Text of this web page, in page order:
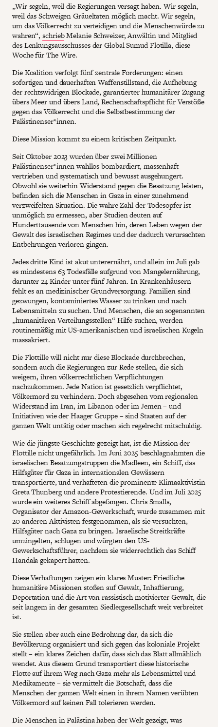
„Wir segeln, weil die Regierungen versagt haben. Wir segeln,
weil das Schweigen Gräueltaten möglich macht. Wir segeln,
um das Völkerrecht zu verteidigen und die Menschenwürde zu
wahren“,schriebMelanie Schweizer, Anwältin und Mitglied
des Lenkungsausschusses der Global Sumud Flotilla, diese
Woche für The Wire.
Die Koalition verfolgt fünf zentrale Forderungen: einen
sofortigen und dauerhaften Waffenstillstand, die Aufhebung
der rechtswidrigen Blockade, garantierter humanitärer Zugang
übers Meer und übers Land, Rechenschaftspflicht für Verstöße
gegen das Völkerrecht und die Selbstbestimmung der
Palästinenser*innen.
Diese Mission kommt zu einem kritischen Zeitpunkt.
Seit Oktober 2023 wurden über zwei Millionen
Palästinenser*innen wahllos bombardiert, massenhaft
vertrieben und systematisch und bewusst ausgehungert.
Obwohl sie weiterhin Widerstand gegen die Besatzung leisten,
befinden sich die Menschen in Gaza in einer zunehmend
verzweifelten Situation. Die wahre Zahl der Todesopfer ist
unmöglich zu ermessen, aber Studien deuten auf
Hunderttausende von Menschen hin, deren Leben wegen der
Gewalt des israelischen Regimes und der dadurch verursachten
Entbehrungen verloren gingen.
Jedes dritte Kind ist akut unterernährt, und allein im Juli gab
es mindestens 63 Todesfälle aufgrund von Mangelernährung,
darunter 24 Kinder unter fünf Jahren. In Krankenhäusern
fehlt es an medizinischer Grundversorgung. Familien sind
gezwungen, kontaminiertes Wasser zu trinken und nach
Lebensmitteln zu suchen. Und Menschen, die an sogenannten
„humanitären Verteilungsstellen“ Hilfe suchen, werden
routinemäßig mit US-amerikanischen und israelischen Kugeln
massakriert.
Die Flottille will nicht nur diese Blockade durchbrechen,
sondern auch die Regierungen zur Rede stellen, die sich
weigern, ihren völkerrechtlichen Verpflichtungen
nachzukommen. Jede Nation ist gesetzlich verpflichtet,
Völkermord zu verhindern. Doch abgesehen vom regionalen
Widerstand im Iran, im Libanon oder im Jemen – und
Initiativen wie der Haager Gruppe – sind Staaten auf der
ganzen Welt untätig oder machen sich regelrecht mitschuldig.
Wie die jüngste Geschichte gezeigt hat, ist die Mission der
Flottille nicht ungefährlich. Im Juni 2025 beschlagnahmten die
israelischen Besatzungstruppen die Madleen, ein Schiff, das
Hilfsgüter für Gaza in internationalen Gewässern
transportierte, und verhafteten die prominente Klimaaktivistin
Greta Thunberg und andere Protestierende. Und im Juli 2025
wurde ein weiteres Schiff abgefangen. Chris Smalls,
Organisator der Amazon-Gewerkschaft, wurde zusammen mit
20 anderen Aktivisten festgenommen, als sie versuchten,
Hilfsgüter nach Gaza zu bringen. Israelische Streitkräfte
umzingelten, schlugen und würgten den US-
Gewerkschaftsführer, nachdem sie widerrechtlich das Schiff
Handala gekapert hatten.
Diese Verhaftungen zeigen ein klares Muster: Friedliche
humanitäre Missionen stoßen auf Gewalt, Inhaftierung,
Deportation und die Art von rassistisch motivierter Gewalt, die
seit langem in der gesamten Siedlergesellschaft weit verbreitet
ist.
Sie stellen aber auch eine Bedrohung dar, da sich die
Bevölkerung organisiert und sich gegen das koloniale Projekt
stellt – ein klares Zeichen dafür, dass sich das Blatt allmählich
wendet. Aus diesem Grund transportiert diese historische
Flotte auf ihrem Weg nach Gaza mehr als Lebensmittel und
Medikamente – sie vermittelt die Botschaft, dass die
Menschen der ganzen Welt einen in ihrem Namen verübten
Völkermord auf keinen Fall tolerieren werden.
Die Menschen in Palästina haben der Welt gezeigt, was